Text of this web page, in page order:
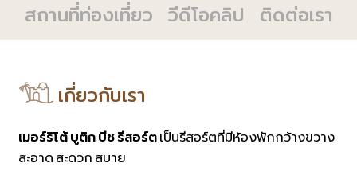
สถานที่ท่องเที่ยว วีดีโอคลิป ติดต่อเรา
เกี่ยวกับเรา
เมอร์ริโต้ บูติก บีช รีสอร์ตเป็นรีสอร์ตที่มีห้องพักกว้างขวาง
สะอาด สะดวก สบาย